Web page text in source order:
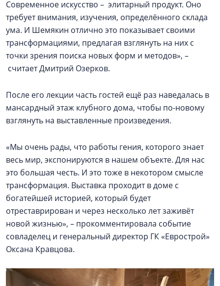
Современное искусство – элитарный продукт. Оно
требует внимания, изучения, определённого склада
ума. И Шемякин отлично это показывает своими
трансформациями, предлагая взглянуть на них с
точки зрения поиска новых форм и методов», –
считает Дмитрий Озерков.
После его лекции часть гостей ещё раз наведалась в
мансардный этаж клубного дома, чтобы по-новому
взглянуть на выставленные произведения.
«Мы очень рады, что работы гения, которого знает
весь мир, экспонируются в нашем объекте. Для нас
это большая честь. И это тоже в некотором смысле
трансформация. Выставка проходит в доме с
богатейшей историей, который будет
отреставрирован и через несколько лет заживёт
новой жизнью», – прокомментировала событие
совладелец и генеральный директор ГК «Еврострой»
Оксана Кравцова.